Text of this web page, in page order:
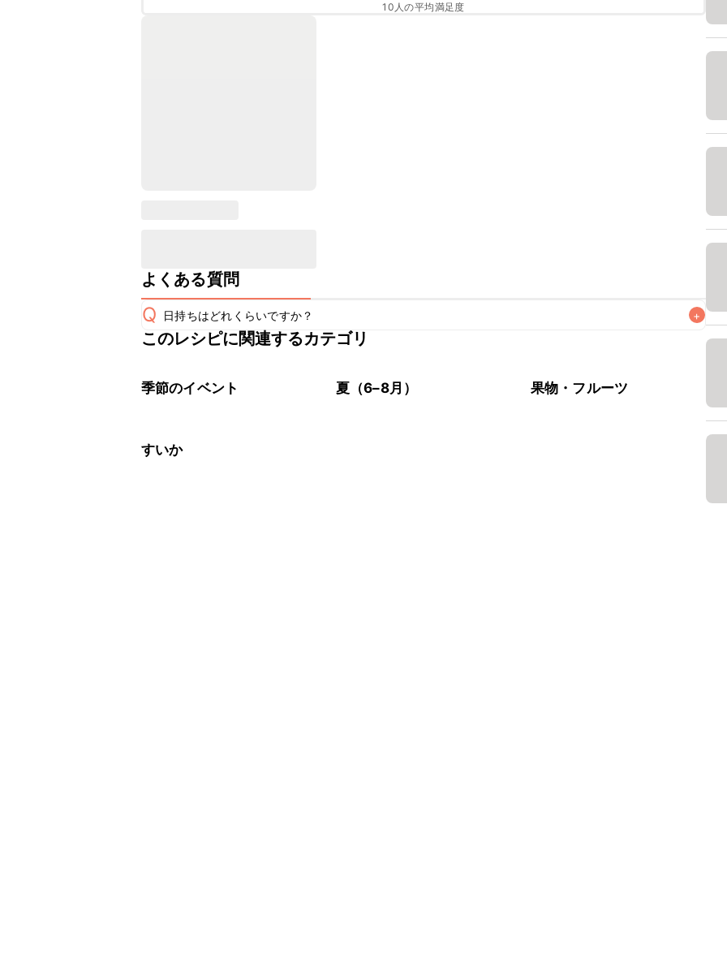
10 人の平均満足度
よくある質問
Q 日持ちはどれくらいですか？ +
保存期間は冷蔵で当日中が目安です。なるべくお早めにお召し上がりください。
※日持ちは目安です。
このレシピに関連するカテゴリ
季節のイベント 夏（6–8月） 果物・フルーツ
すいか